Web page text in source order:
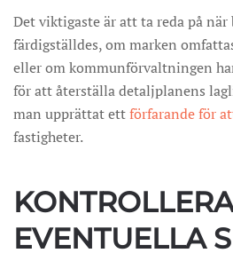
Det viktigaste är att ta reda på när
färdigställdes, om marken
eller om kommunförvaltningen
för att återställa detaljplanens
man upprättat ettförfarande för
fastigheter.
KONTROLLERA
EVENTUELLA